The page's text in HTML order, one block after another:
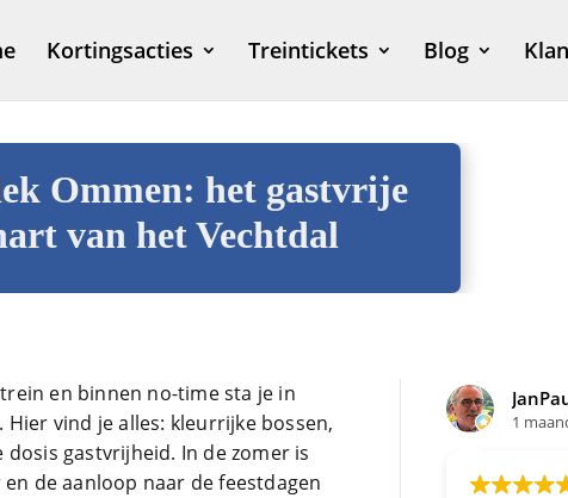
Kortingsacties Treintickets Blog
Ommen: het gastvrije
van het Vechtdal
en binnen no-time sta je in
vind je alles: kleurrijke bossen,
gastvrijheid. In de zomer is
de aanloop naar de feestdagen
JanPaul Vanhoven
1 maand geleden